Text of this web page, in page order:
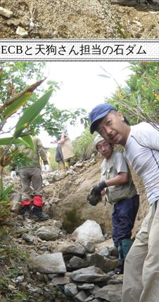
ECBと天狗さん担当の石ダム